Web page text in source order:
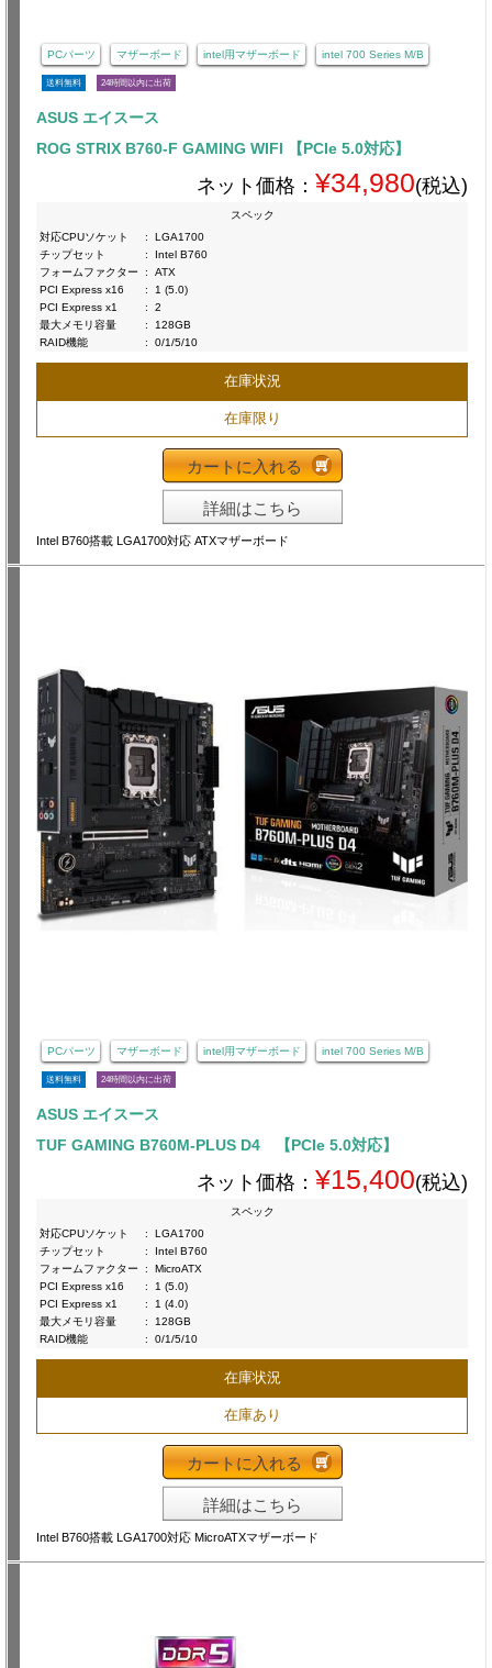
PCパーツ マザーボード intel用マザーボード intel 700 Series M/B
送料無料 24時間以内に出荷
ASUS エイスース
ROG STRIX B760-F GAMING WIFI 【PCIe 5.0対応】
ネット価格： ¥34,980(税込)
スペック
対応CPUソケット
:
LGA1700
チップセット
:
Intel B760
フォームファクター
:
ATX
PCI Express x16
:
1 (5.0)
PCI Express x1
:
2
最大メモリ容量
:
128GB
RAID機能
: 0/1/5/10
在庫状況
在庫限り
カートに入れる
詳細はこちら
Intel B760搭載 LGA1700対応 ATXマザーボード
PCパーツ マザーボード intel用マザーボード intel 700 Series M/B
送料無料 24時間以内に出荷
ASUS エイスース
TUF GAMING B760M-PLUS D4 【PCIe 5.0対応】
ネット価格： ¥15,400(税込)
スペック
対応CPUソケット
:
LGA1700
チップセット
:
Intel B760
フォームファクター
:
MicroATX
PCI Express x16
:
1 (5.0)
PCI Express x1
:
1 (4.0)
最大メモリ容量
:
128GB
RAID機能
: 0/1/5/10
在庫状況
在庫あり
カートに入れる
詳細はこちら
Intel B760搭載 LGA1700対応 MicroATXマザーボード